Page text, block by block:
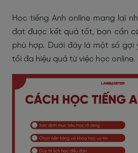
Học tiếng Anh online mang lại
đạt được kết quả tốt, bạn cần
phù hợp. Dưới đây là một số gợi
tối đa hiệu quả từ việc học online.